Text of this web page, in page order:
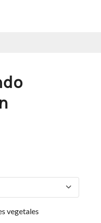
vegetales